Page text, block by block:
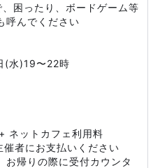
困ったり、ボードゲーム等
呼んでください
(水)19〜22時
ネットカフェ利用料
者にお支払いください
帰りの際に受付カウンタ